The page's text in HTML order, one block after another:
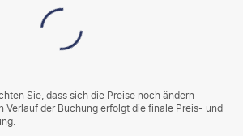
Sie, dass sich die Preise noch ändern
Verlauf der Buchung erfolgt die finale Preis- und